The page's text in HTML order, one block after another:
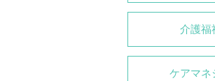
介護福
ケアマネ